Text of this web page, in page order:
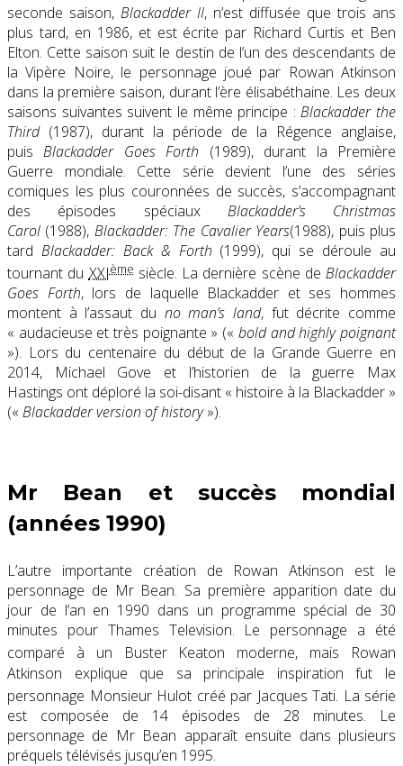
seconde saison, Blackadder II, n’est diffusée que trois ans
plus tard, en 1986, et est écrite par Richard Curtis et Ben
Elton. Cette saison suit le destin de l’un des descendants de
la Vipère Noire, le personnage joué par Rowan Atkinson
dans la première saison, durant l’ère élisabéthaine. Les deux
saisons suivantes suivent le même principe :Blackadder the
Third(1987), durant la période de la Régence anglaise,
puisBlackadder Goes Forth (1989), durant la Première
Guerre mondiale. Cette série devient l’une des séries
comiques les plus couronnées de succès, s’accompagnant
des épisodes spéciaux Blackadder’s Christmas
Carol (1988), Blackadder: The Cavalier Years(1988), puis plus
tard Blackadder: Back & Forth (1999), qui se déroule au
tournant du XXIème siècle. La dernière scène de Blackadder
Goes Forth, lors de laquelle Blackadder et ses hommes
montent à l’assaut du no man’s land, fut décrite comme
« audacieuse et très poignante » (« bold and highly poignant
»). Lors du centenaire du début de la Grande Guerre en
2014, Michael Gove et l’historien de la guerre Max
Hastings ont déploré la soi-disant « histoire à la Blackadder »
(« Blackadder version of history»).
Mr Bean et succès mondial
(années 1990)
L’autre importante création de Rowan Atkinson est le
personnage de Mr Bean. Sa première apparition date du
jour de l’an en 1990 dans un programme spécial de 30
minutes pour Thames Television. Le personnage a été
comparé à un Buster Keaton moderne, mais Rowan
Atkinson explique que sa principale inspiration fut le
personnage Monsieur Hulot créé par Jacques Tati. La série
est composée de 14 épisodes de 28 minutes. Le
personnage de Mr Bean apparaît ensuite dans plusieurs
préquels télévisés jusqu’en 1995.